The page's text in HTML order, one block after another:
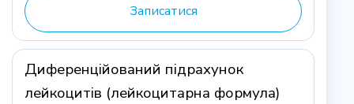
Записатися
Диференційований підрахунок
лейкоцитів (лейкоцитарна формула)